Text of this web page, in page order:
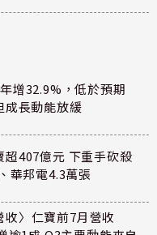
增32.9%，低於預期
成長動能放緩
超407億元 下重手砍殺
華邦電4.3萬張
收〉仁寶前7月營收